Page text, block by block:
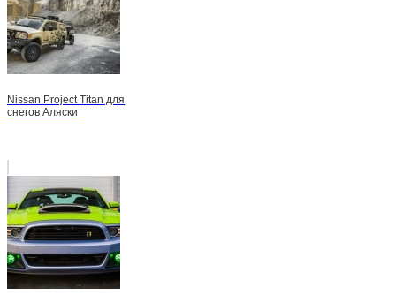
Nissan Project Titan для
снегов Аляски